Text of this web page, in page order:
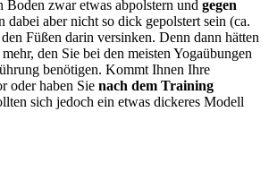
Boden zwar etwas abpolstern und gegen
dabei aber nicht so dick gepolstert sein (ca.
Füßen darin versinken. Denn dann hätten
den Sie bei den meisten Yogaübungen
benötigen. Kommt Ihnen Ihre
oder haben Sie nach dem Training
sich jedoch ein etwas dickeres Modell